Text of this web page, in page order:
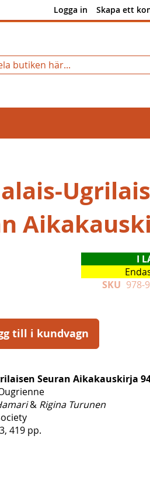
Logga in Skapa ett
I
SKU 978-
till i kundvagn
Seuran Aikakauskirja
& Rigina Turunen
419 pp.